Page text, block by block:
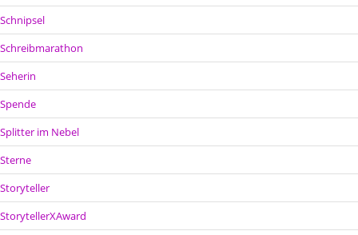
Schnipsel
Schreibmarathon
Seherin
Spende
Splitter im Nebel
Sterne
Storyteller
StorytellerXAward